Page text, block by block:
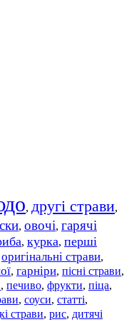
, другі страви,
, овочі, гарячі
, курка, перші
оригінальні страви,
, гарніри, пісні страви,
, печиво, фрукти, піца,
, соуси, статті,
страви, рис, дитячі